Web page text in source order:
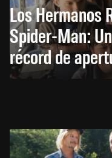
Los Hermanos
Spider-Man:
récord de